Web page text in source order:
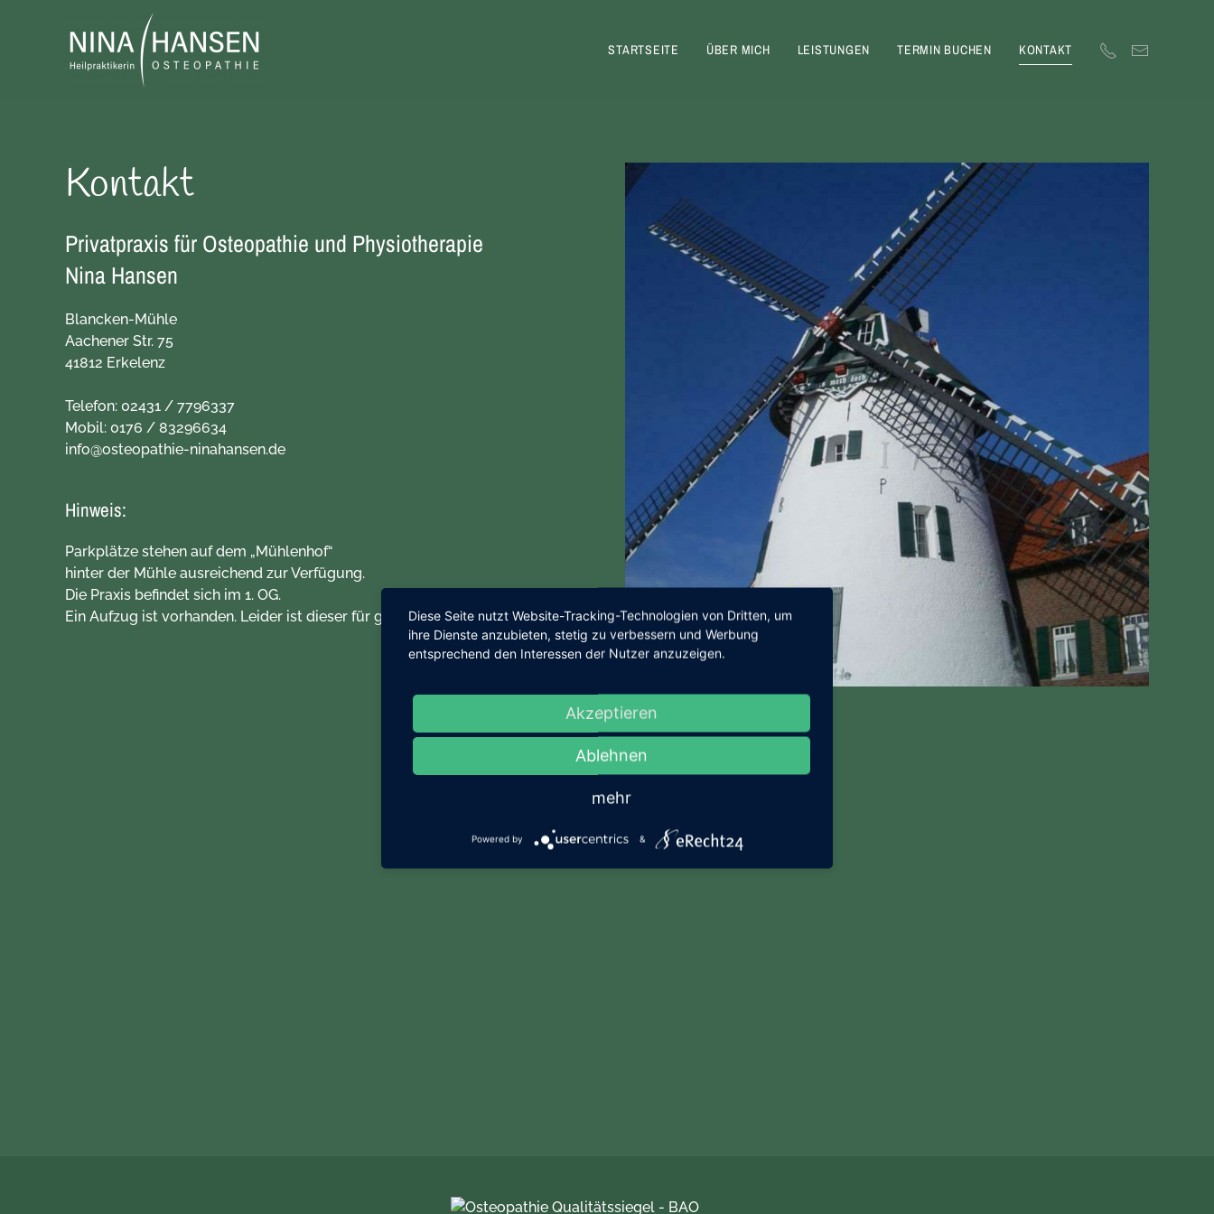
STARTSEITE ÜBER MICH LEISTUNGEN TERMIN BUCHEN KONTAKT
Kontakt
Privatpraxis für Osteopathie und Physiotherapie
Nina Hansen
Blancken-Mühle
Aachener Str. 75
41812 Erkelenz
Telefon: 02431 / 7796337
Mobil: 0176 / 83296634
info@osteopathie-ninahansen.de
Hinweis:
Parkplätze stehen auf dem „Mühlenhof“
hinter der Mühle ausreichend zur Verfügung.
Die Praxis befindet sich im 1. OG.
Ein Aufzug ist vorhanden. Leider ist dieser für große Rollstühle nicht nutzbar.Diese Seite nutzt Website-Tracking-Technologien von Dritten, um
ihre Dienste anzubieten, stetig zu verbessern und Werbung
entsprechend den Interessen der Nutzer anzuzeigen.
Akzeptieren
Ablehnen
mehr
Powered by &